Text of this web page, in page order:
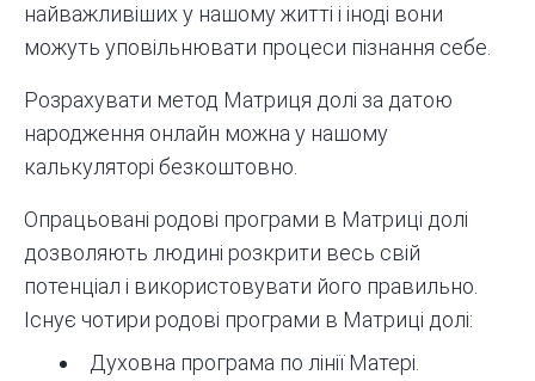
найважливіших у нашому житті і іноді вони
можуть уповільнювати процеси пізнання себе.
Розрахувати метод Матриця долі за датою
народження онлайн можна у нашому
калькуляторі безкоштовно.
Опрацьовані родові програми в Матриці долі
дозволяють людині розкрити весь свій
потенціал і використовувати його правильно.
Існує чотири родові програми в Матриці долі:
Духовна програма по лінії Матері.